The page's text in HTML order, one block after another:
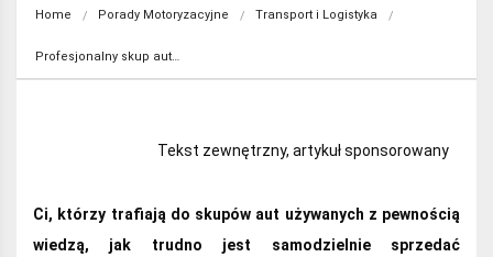
Home Porady Motoryzacyjne Transport i Logistyka
Profesjonalny skup aut…
Tekst zewnętrzny, artykuł sponsorowany
Ci, którzy trafiają do skupów aut używanych z pewnością
wiedzą, jak trudno jest samodzielnie sprzedać